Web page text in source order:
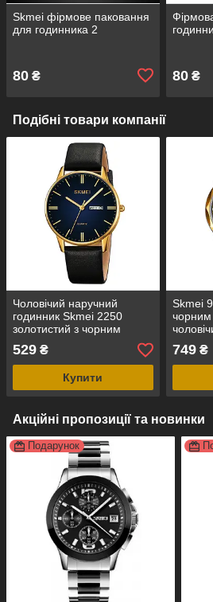
Skmei фірмове паковання
для годинника 2
80 ₴ 80₴
Подібні товари компанії
Чоловічий наручний
годинник Skmei 2250
золотистий з чорним
ремінцем класичний
кварцовий з календарем
529 ₴
Купити
Skmei
годинник
749₴
Акційні пропозиції та новинки
Подарунок